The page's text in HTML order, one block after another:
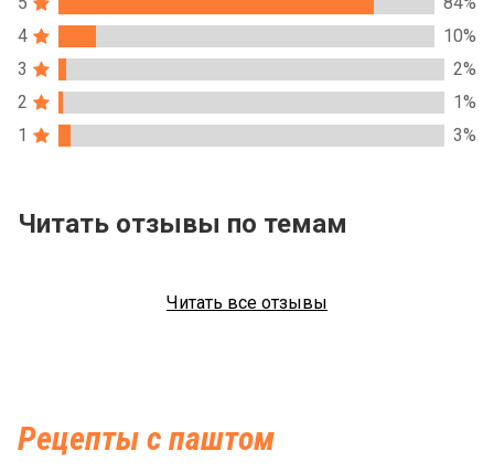
4
10%
3
2%
2
1%
1
3%
Читать отзывы по темам
Читать все отзывы
Рецепты с паштом